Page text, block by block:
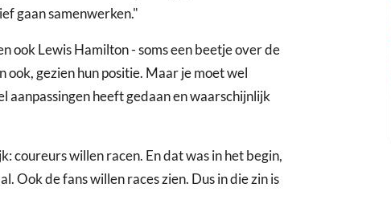
gaan samenwerken."
ook Lewis Hamilton - soms een beetje over de
gezien hun positie. Maar je moet wel
aanpassingen heeft gedaan en waarschijnlijk
coureurs willen racen. En dat was in het begin,
Ook de fans willen races zien. Dus in die zin is